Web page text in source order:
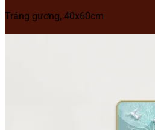
Tráng gương, 40x60cm